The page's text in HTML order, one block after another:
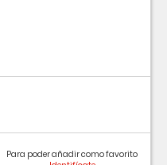
Para poder añadir como favorito